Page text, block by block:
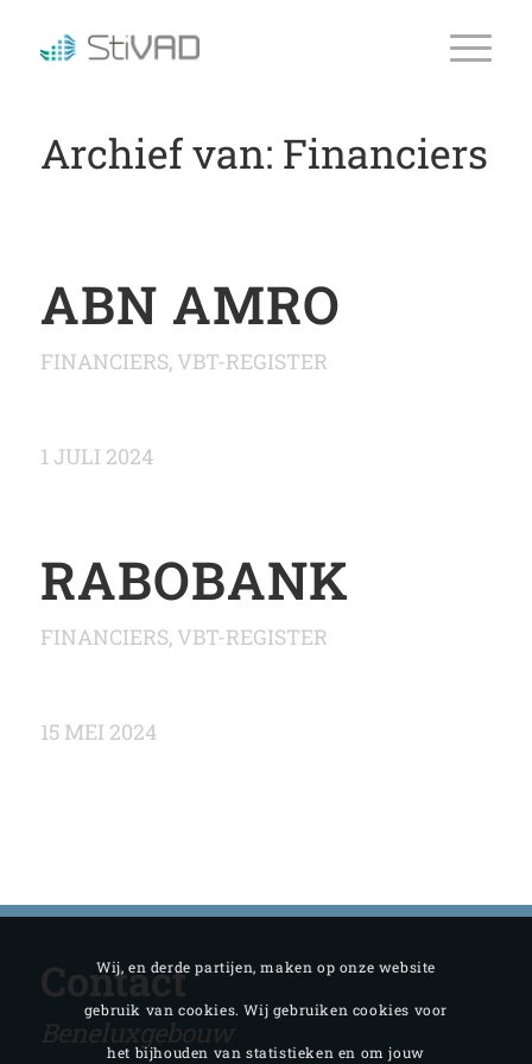
Archief van: Financiers
ABN AMRO
FINANCIERS, VBT-REGISTER
1 JULI 2024
RABOBANK
FINANCIERS, VBT-REGISTER
15 MEI 2024
Contact
Beneluxgebouw
Wij, en derde partijen, maken op onze website
gebruik van cookies. Wij gebruiken cookies voor
het bijhouden van statistieken en om jouw